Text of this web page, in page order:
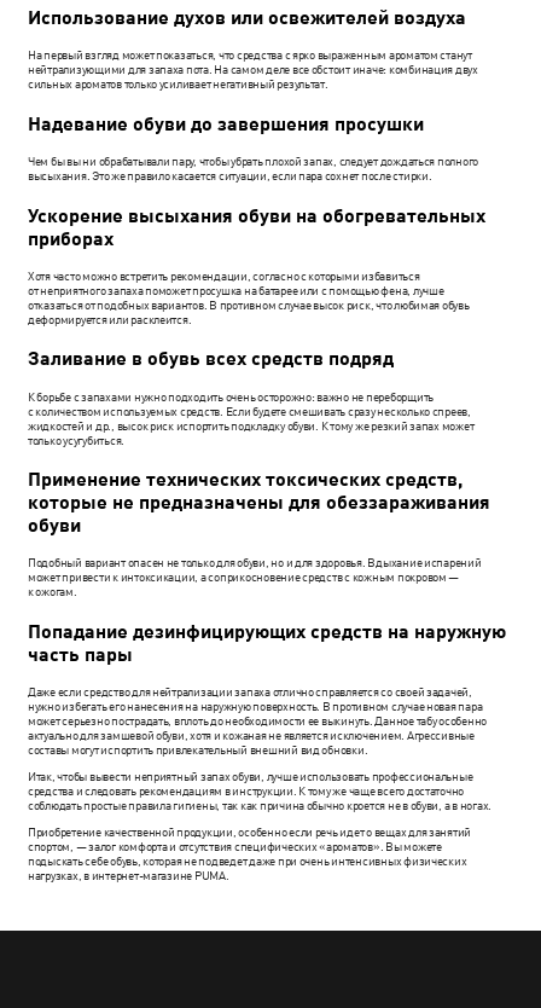
Использование духов или освежителей воздуха
На первый взгляд может показаться, что средства с ярко выраженным ароматом станут
нейтрализующими для запаха пота. На самом деле все обстоит иначе: комбинация двух
сильных ароматов только усиливает негативный результат.
Надевание обуви до завершения просушки
Чем бы вы ни обрабатывали пару, чтобы убрать плохой запах, следует дождаться полного
высыхания. Это же правило касается ситуации, если пара сохнет после стирки.
Ускорение высыхания обуви на обогревательных
приборах
Хотя часто можно встретить рекомендации, согласно с которыми избавиться
от неприятного запаха поможет просушка на батарее или с помощью фена, лучше
отказаться от подобных вариантов. В противном случае высок риск, что любимая обувь
деформируется или расклеится.
Заливание в обувь всех средств подряд
К борьбе с запахами нужно подходить очень осторожно: важно не переборщить
с количеством используемых средств. Если будете смешивать сразу несколько спреев,
жидкостей и др., высок риск испортить подкладку обуви. К тому же резкий запах может
только усугубиться.
Применение технических токсических средств,
которые не предназначены для обеззараживания
обуви
Подобный вариант опасен не только для обуви, но и для здоровья. Вдыхание испарений
может привести к интоксикации, а соприкосновение средств с кожным покровом —
к ожогам.
Попадание дезинфицирующих средств на наружную
часть пары
Даже если средство для нейтрализации запаха отлично справляется со своей задачей,
нужно избегать его нанесения на наружную поверхность. В противном случае новая пара
может серьезно пострадать, вплоть до необходимости ее выкинуть. Данное табу особенно
актуально для замшевой обуви, хотя и кожаная не является исключением. Агрессивные
составы могут испортить привлекательный внешний вид обновки.
Итак, чтобы вывести неприятный запах обуви, лучше использовать профессиональные
средства и следовать рекомендациям в инструкции. К тому же чаще всего достаточно
соблюдать простые правила гигиены, так как причина обычно кроется не в обуви, а в ногах.‎
Приобретение качественной продукции, особенно если речь идет о вещах для занятий
спортом, — залог комфорта и отсутствия специфических «‎ароматов». Вы можете
подыскать себе обувь, которая не подведет даже при очень интенсивных физических
нагрузках, в интернет-магазине PUMA.